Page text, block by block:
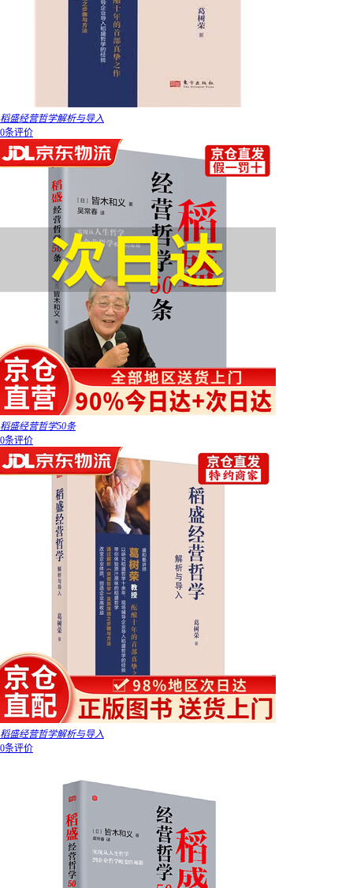
稻盛经营哲学解析与导入
0条评价
稻盛经营哲学50条
0条评价
稻盛经营哲学解析与导入
0条评价